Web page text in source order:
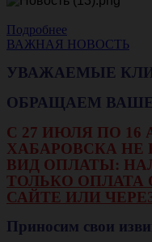
Подробнее
ВАЖНАЯ НОВОСТЬ
УВАЖАЕМЫЕ
ОБРАЩАЕМ
С 27 ИЮЛЯ ПО 16
ХАБАРОВСКА НЕ
ВИД ОПЛАТЫ:
ТОЛЬКО
САЙТЕ ИЛИ
Приносим свои